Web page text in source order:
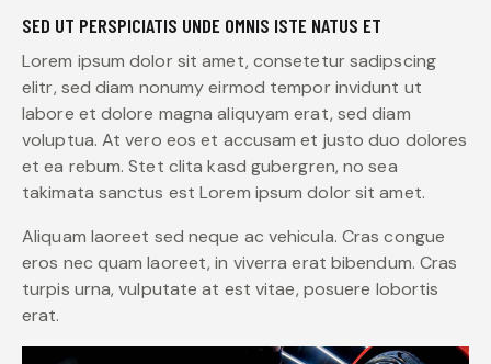
SED UT PERSPICIATIS UNDE OMNIS ISTE NATUS ET
Lorem ipsum dolor sit amet, consetetur sadipscing
elitr, sed diam nonumy eirmod tempor invidunt ut
labore et dolore magna aliquyam erat, sed diam
voluptua. At vero eos et accusam et justo duo dolores
et ea rebum. Stet clita kasd gubergren, no sea
takimata sanctus est Lorem ipsum dolor sit amet.
Aliquam laoreet sed neque ac vehicula. Cras congue
eros nec quam laoreet, in viverra erat bibendum. Cras
turpis urna, vulputate at est vitae, posuere lobortis
erat.